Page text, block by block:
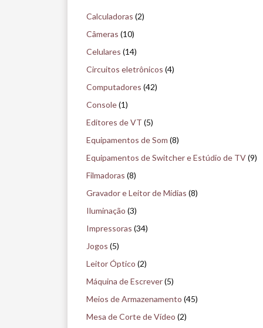
Calculadoras (2)
Câmeras (10)
Celulares (14)
Circuitos eletrônicos (4)
Computadores (42)
Console(1)
Editores de VT (5)
Equipamentos de Som (8)
Equipamentos de Switcher e Estúdio de TV(9)
Filmadoras (8)
Gravador e Leitor de Mídias (8)
Iluminação (3)
Impressoras (34)
Jogos (5)
Leitor Óptico (2)
Máquina de Escrever(5)
Meios de Armazenamento (45)
Mesa de Corte de Vídeo (2)